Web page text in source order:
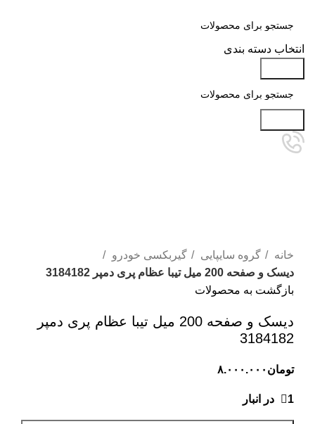
انتخاب دسته بندی
خانه گروه سایپایی
گیربکسی خودرو
دیسک و صفحه 200 میل تیبا عظام پری دمپر 3184182
بازگشت به محصولات
دیسک و صفحه 200 میل تیبا عظام پری دمپر
3184182
تومان ۸.۰۰۰.۰۰۰
1 در انبار